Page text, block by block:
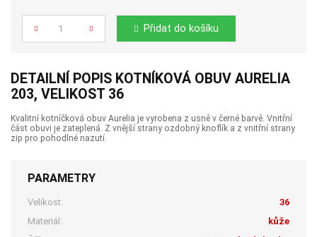
Počet
Přidat do košíku
DETAILNÍ POPIS KOTNÍKOVÁ OBUV AURELIA
203, VELIKOST 36
Kvalitní kotníčková obuv Aurelia je vyrobena z usně v černé barvě. Vnitřní
část obuvi je zateplená. Z vnější strany ozdobný knoflík a z vnitřní strany
zip pro pohodlné nazutí.
PARAMETRY
Velikost:
36
Materiál:
kůže